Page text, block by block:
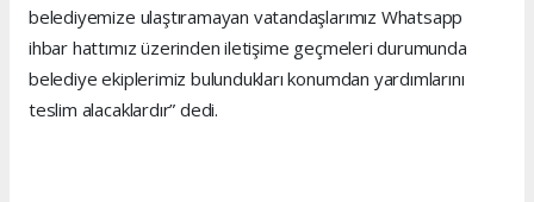
belediyemize ulaştıramayan vatandaşlarımız Whatsapp
ihbar hattımız üzerinden iletişime geçmeleri durumunda
belediye ekiplerimiz bulundukları konumdan yardımlarını
teslim alacaklardır” dedi.